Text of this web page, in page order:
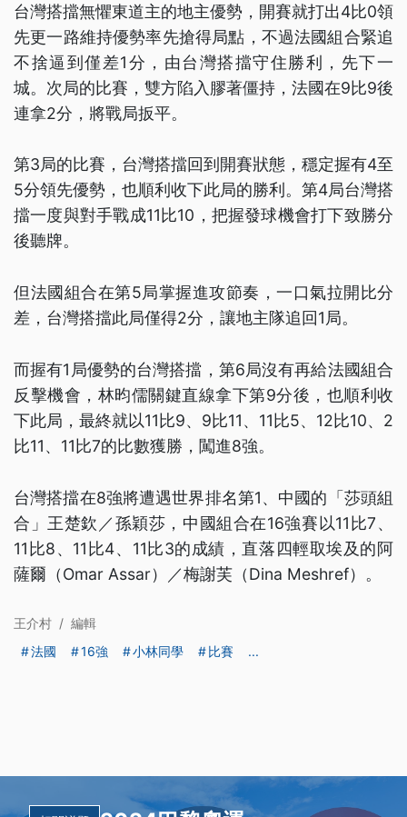
台灣搭擋無懼東道主的地主優勢，開賽就打出4比0領
先更一路維持優勢率先搶得局點，不過法國組合緊追
不捨逼到僅差1分，由台灣搭擋守住勝利，先下一
城。次局的比賽，雙方陷入膠著僵持，法國在9比9後
連拿2分，將戰局扳平。
第3局的比賽，台灣搭擋回到開賽狀態，穩定握有4至
5分領先優勢，也順利收下此局的勝利。第4局台灣搭
擋一度與對手戰成11比10，把握發球機會打下致勝分
後聽牌。
但法國組合在第5局掌握進攻節奏，一口氣拉開比分
差，台灣搭擋此局僅得2分，讓地主隊追回1局。
而握有1局優勢的台灣搭擋，第6局沒有再給法國組合
反擊機會，林昀儒關鍵直線拿下第9分後，也順利收
下此局，最終就以11比9、9比11、11比5、12比10、2
比11、11比7的比數獲勝，闖進8強。
台灣搭擋在8強將遭遇世界排名第1、中國的「莎頭組
合」王楚欽／孫穎莎，中國組合在16強賽以11比7、
11比8、11比4、11比3的成績，直落四輕取埃及的阿
薩爾（Omar Assar）／梅謝芙（Dina Meshref）。
王介村 / 編輯
法國
16強 小林同學 比賽 ...